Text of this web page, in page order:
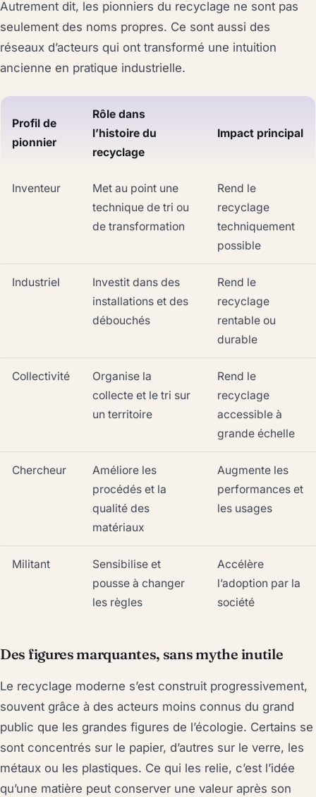
Autrement dit, les pionniers du recyclage ne sont pas
seulement des noms propres. Ce sont aussi des
réseaux d’acteurs qui ont transformé une intuition
ancienne en pratique industrielle.
Profil de
pionnier
Rôle dans
l’histoire du
recyclage
Impact principal
Inventeur
Met au point une
technique de tri ou
de transformation
Rend le
recyclage
techniquement
possible
Industriel
Investit dans des
installations et des
débouchés
Rend le
recyclage
rentable ou
durable
Collectivité
Organise la
collecte et le tri sur
un territoire
Rend le
recyclage
accessible à
grande échelle
Chercheur
Améliore les
procédés et la
qualité des
matériaux
Augmente les
performances et
les usages
Militant
Sensibilise et
pousse à changer
les règles
Accélère
l’adoption par la
société
Des figures marquantes, sans mythe inutile
Le recyclage moderne s’est construit progressivement,
souvent grâce à des acteurs moins connus du grand
public que les grandes figures de l’écologie. Certains se
sont concentrés sur le papier, d’autres sur le verre, les
métaux ou les plastiques. Ce qui les relie, c’est l’idée
qu’une matière peut conserver une valeur après son